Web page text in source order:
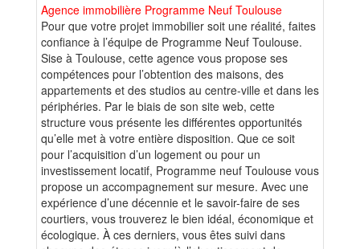
Agence immobilière Programme Neuf Toulouse
Pour que votre projet immobilier soit une réalité, faites
confiance à l’équipe de Programme Neuf Toulouse.
Sise à Toulouse, cette agence vous propose ses
compétences pour l’obtention des maisons, des
appartements et des studios au centre-ville et dans les
périphéries. Par le biais de son site web, cette
structure vous présente les différentes opportunités
qu’elle met à votre entière disposition. Que ce soit
pour l’acquisition d’un logement ou pour un
investissement locatif, Programme neuf Toulouse vous
propose un accompagnement sur mesure. Avec une
expérience d’une décennie et le savoir-faire de ses
courtiers, vous trouverez le bien idéal, économique et
écologique. À ces derniers, vous êtes suivi dans